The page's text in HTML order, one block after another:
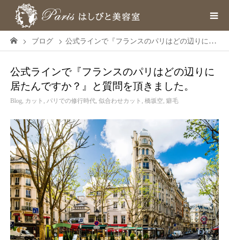
ブログ 公式ラインで『フランスのパリはどの辺りに居たんですか？』と質問を頂きました。
公式ラインで『フランスのパリはどの辺りに
居たんですか？』と質問を頂きました。
Blog, カット , パリでの修行時代, 似合わせカット , 橋坂空, 癖毛